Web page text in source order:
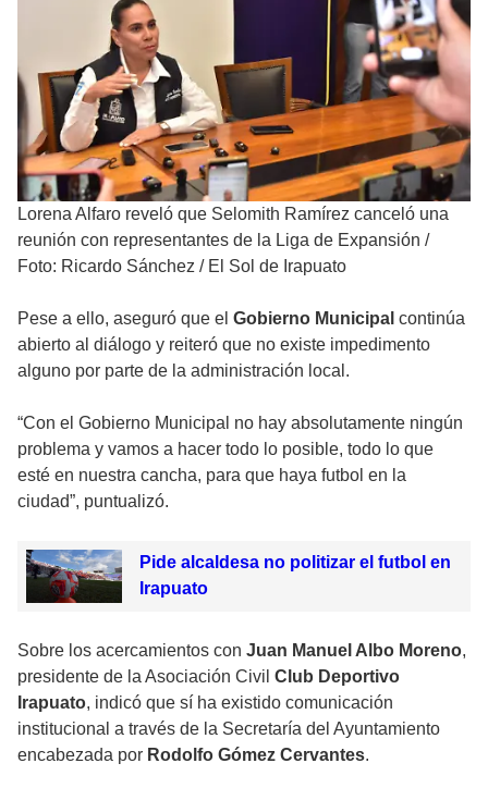
Lorena Alfaro reveló que Selomith Ramírez canceló una
reunión con representantes de la Liga de Expansión /
Foto: Ricardo Sánchez / El Sol de Irapuato
Pese a ello, aseguró que el Gobierno Municipal continúa
abierto al diálogo y reiteró que no existe impedimento
alguno por parte de la administración local.
“Con el Gobierno Municipal no hay absolutamente ningún
problema y vamos a hacer todo lo posible, todo lo que
esté en nuestra cancha, para que haya futbol en la
ciudad”, puntualizó.
Pide alcaldesa no politizar el futbol en
Irapuato
Sobre los acercamientos con Juan Manuel Albo Moreno,
presidente de la Asociación Civil Club Deportivo
Irapuato, indicó que sí ha existido comunicación
institucional a través de la Secretaría del Ayuntamiento
encabezada por Rodolfo Gómez Cervantes.